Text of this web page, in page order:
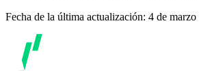
Fecha de la última actualización: 4 de marzo